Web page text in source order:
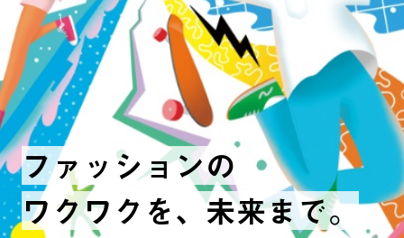
ファッションの
ワクワクを、未来まで。